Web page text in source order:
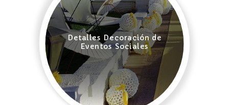
Detalles Decoración de
Eventos Sociales